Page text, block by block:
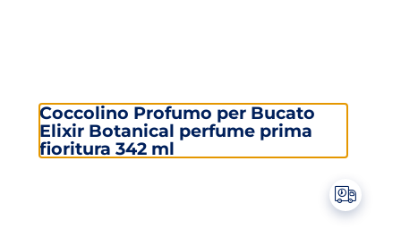
Coccolino Profumo per Bucato
Elixir Botanical perfume prima
fioritura 342 ml